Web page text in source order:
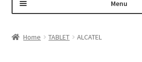
Menu
Home TABLET ALCATEL